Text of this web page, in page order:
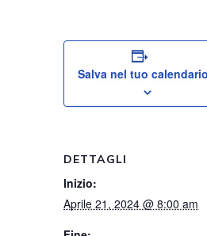
Salva nel tuo calendario
DETTAGLI
Inizio:
Aprile 21, 2024 @ 8:00 am